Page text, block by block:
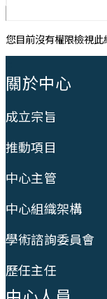
您目前沒有權限檢視
關於中心
成立宗旨
推動項目
中心主管
中心組織架構
學術諮詢委員會
歷任主任